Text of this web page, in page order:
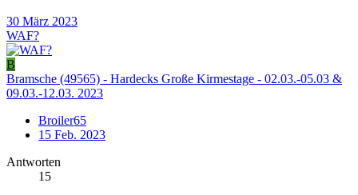
30 März 2023
WAF?
B
Bramsche (49565) - Hardecks Große Kirmestage - 02.03.-05.03 &
09.03.-12.03. 2023
Broiler65
15 Feb. 2023
Antworten
15